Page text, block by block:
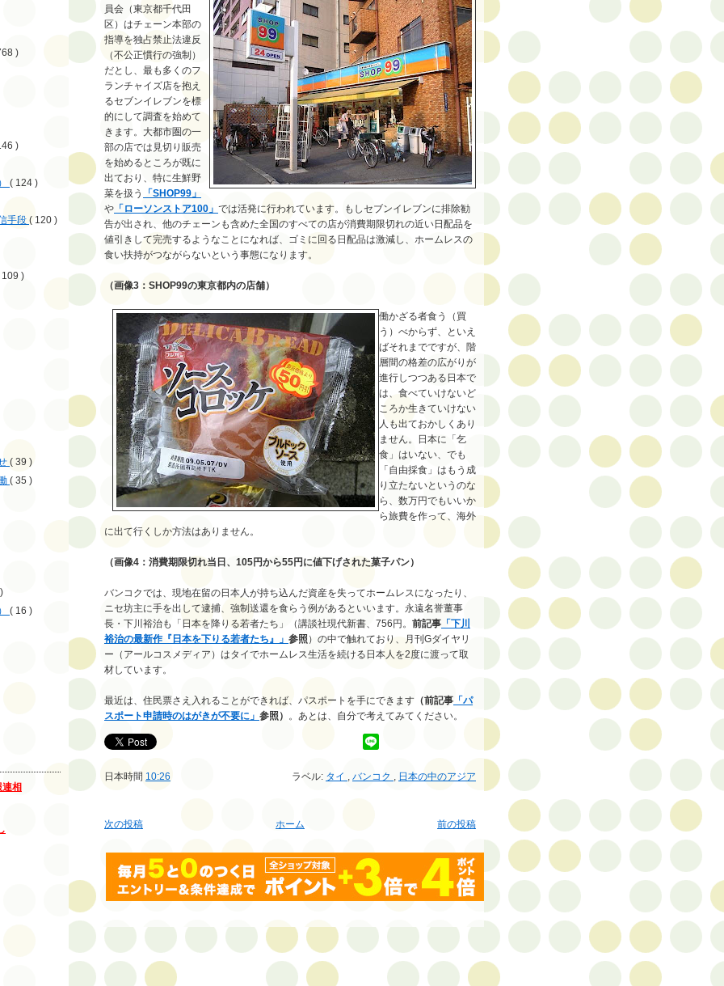
員会（東京都千代田
区）はチェーン本部の
指導を独占禁止法違反
（不公正慣行の強制）
だとし、最も多くのフ
ランチャイズ店を抱え
るセブンイレブンを標
的にして調査を始めて
きます。大都市圏の一
部の店では見切り販売
を始めるところが既に
出ており、特に生鮮野
菜を扱う
「SHOP99」
や 「ローソンストア100」 では活発に行われています。もしセブンイレブンに排除勧
告が出され、他のチェーンも含めた全国のすべての店が消費期限切れの近い日配品を
値引きして完売するようなことになれば、ゴミに回る日配品は激減し、ホームレスの
食い扶持がつながらないという事態になります。
（画像3：SHOP99の東京都内の店舗）
働かざる者食う（買
う）べからず、といえ
ばそれまでですが、階
層間の格差の広がりが
進行しつつある日本で
は、食べていけないど
ころか生きていけない
人も出ておかしくあり
ません。日本に「乞
食」はいない、でも
「自由採食」はもう成
り立たないというのな
ら、数万円でもいいか
ら旅費を作って、海外
に出て行くしか方法はありません。
（画像4：消費期限切れ当日、105円から55円に値下げされた菓子パン）
バンコクでは、現地在留の日本人が持ち込んだ資産を失ってホームレスになったり、
ニセ坊主に手を出して逮捕、強制送還を食らう例があるといいます。永遠名誉董事
長・下川裕治も「日本を降りる若者たち」（講談社現代新書、756円。 前記事 「下川
裕治の最新作『日本を下りる若者たち』」 参照 ）の中で触れており、月刊Gダイヤリ
ー（アールコスメディア）はタイでホームレス生活を続ける日本人を2度に渡って取
材しています。
最近は、住民票さえ入れることができれば、パスポートを手にできます （前記事 「パ
スポート申請時のはがきが不要に」 参照） 。あとは、自分で考えてみてください。
日本時間 10:26 ラベル: タイ , バンコク , 日本の中のアジア
次の投稿 前の投稿
ホーム
)
)
( 124 )
手段 ( 120 )
109 )
( 39 )
( 35 )
( 16 )
連相